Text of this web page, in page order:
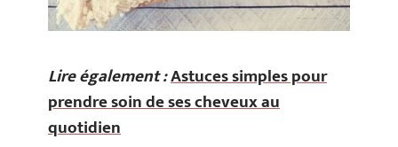
Lire également :Astuces simples pour
prendre soin de ses cheveux au
quotidien